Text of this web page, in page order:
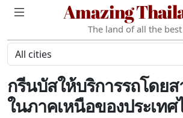
Amazing
The land of all the best
All cities
กรีนบัสให้บริการรถโดยส
ในภาคเหนือของประเทศ